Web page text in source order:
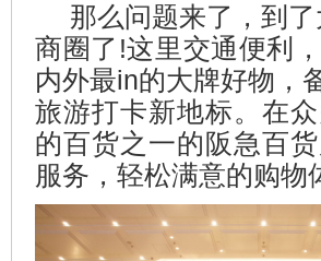
那么问题来了，到
商圈了!这里交通便利
内外最in的大牌好物，
旅游打卡新地标。在
的百货之一的阪急百
服务，轻松满意的购物